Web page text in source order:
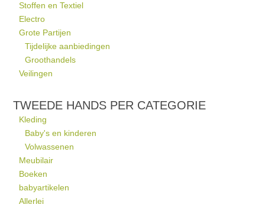
Stoffen en Textiel
Electro
Grote Partijen
Tijdelijke aanbiedingen
Groothandels
Veilingen
TWEEDE HANDS PER CATEGORIE
Kleding
Baby's en kinderen
Volwassenen
Meubilair
Boeken
babyartikelen
Allerlei